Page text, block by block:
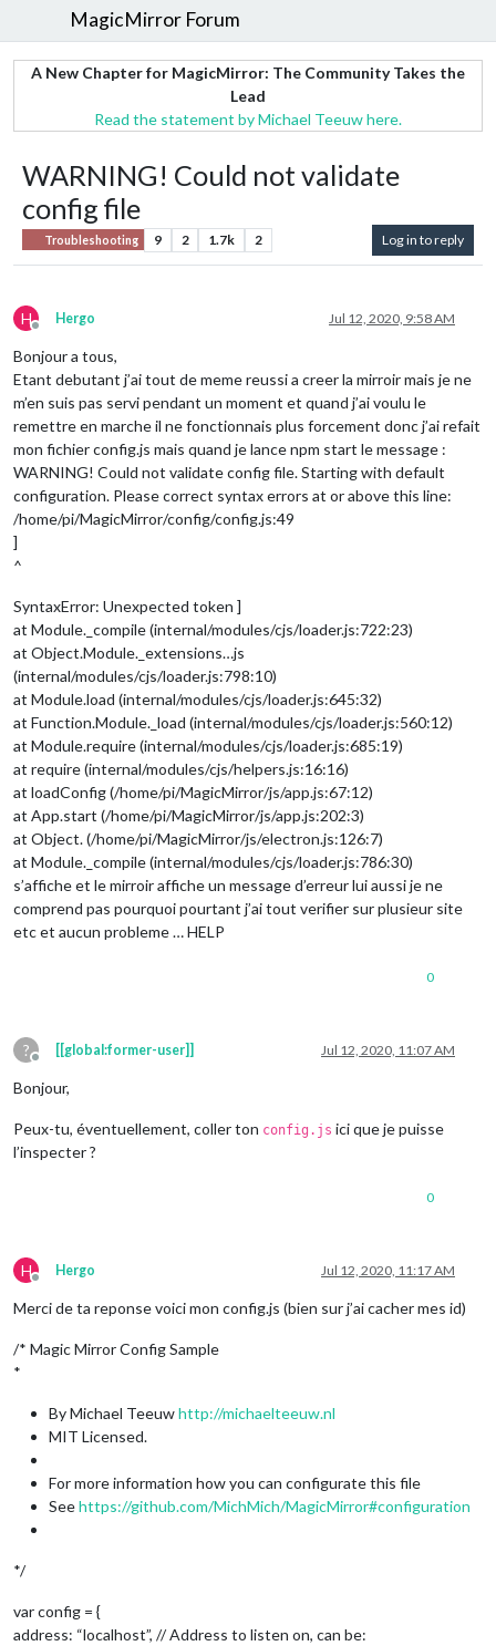
MagicMirror Forum
A New Chapter for MagicMirror: The Community Takes the
Lead
Read the statement by Michael Teeuw here.
WARNING! Could not validate
config file
Troubleshooting 9 2 1.7k 2 Log in to reply
H
Offline
Hergo Jul 12, 2020, 9:58 AM
Bonjour a tous,
Etant debutant j’ai tout de meme reussi a creer la mirroir mais je ne
m’en suis pas servi pendant un moment et quand j’ai voulu le
remettre en marche il ne fonctionnais plus forcement donc j’ai refait
mon fichier config.js mais quand je lance npm start le message :
WARNING! Could not validate config file. Starting with default
configuration. Please correct syntax errors at or above this line:
/home/pi/MagicMirror/config/config.js:49
]
^
SyntaxError: Unexpected token ]
at Module._compile (internal/modules/cjs/loader.js:722:23)
at Object.Module._extensions…js
(internal/modules/cjs/loader.js:798:10)
at Module.load (internal/modules/cjs/loader.js:645:32)
at Function.Module._load (internal/modules/cjs/loader.js:560:12)
at Module.require (internal/modules/cjs/loader.js:685:19)
at require (internal/modules/cjs/helpers.js:16:16)
at loadConfig (/home/pi/MagicMirror/js/app.js:67:12)
at App.start (/home/pi/MagicMirror/js/app.js:202:3)
at Object. (/home/pi/MagicMirror/js/electron.js:126:7)
at Module._compile (internal/modules/cjs/loader.js:786:30)
s’affiche et le mirroir affiche un message d’erreur lui aussi je ne
comprend pas pourquoi pourtant j’ai tout verifier sur plusieur site
etc et aucun probleme … HELP
0
?
Offline
[[global:former-user]] Jul 12, 2020, 11:07 AM
Bonjour,
Peux-tu, éventuellement, coller ton config.js ici que je puisse
l’inspecter ?
0
H
Offline
Hergo Jul 12, 2020, 11:17 AM
Merci de ta reponse voici mon config.js (bien sur j’ai cacher mes id)
/* Magic Mirror Config Sample
*
By Michael Teeuwhttp://michaelteeuw.nl
MIT Licensed.
For more information how you can configurate this file
Seehttps://github.com/MichMich/MagicMirror#configuration
*/
var config = {
address: “localhost”, // Address to listen on, can be: